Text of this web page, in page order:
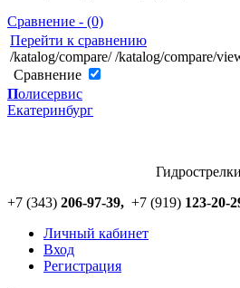
Сравнение - (0)
Перейти к сравнению
/katalog/compare/ /katalog/compare/
Cравнение
Полисервис
Екатеринбург
+7 (343) 206-97-39, +7 (919) 123-20-
Личный кабинет
Вход
Регистрация